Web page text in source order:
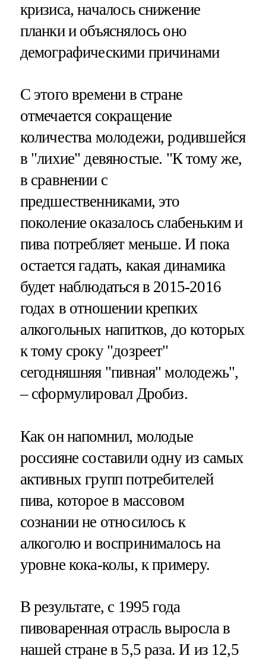
кризиса, началось снижение
планки и объяснялось оно
демографическими причинами
С этого времени в стране
отмечается сокращение
количества молодежи, родившейся
в "лихие" девяностые. "К тому же,
в сравнении с
предшественниками, это
поколение оказалось слабеньким и
пива потребляет меньше. И пока
остается гадать, какая динамика
будет наблюдаться в 2015-2016
годах в отношении крепких
алкогольных напитков, до которых
к тому сроку "дозреет"
сегодняшняя "пивная" молодежь",
– сформулировал Дробиз.
Как он напомнил, молодые
россияне составили одну из самых
активных групп потребителей
пива, которое в массовом
сознании не относилось к
алкоголю и воспринималось на
уровне кока-колы, к примеру.
В результате, с 1995 года
пивоваренная отрасль выросла в
нашей стране в 5,5 раза. И из 12,5